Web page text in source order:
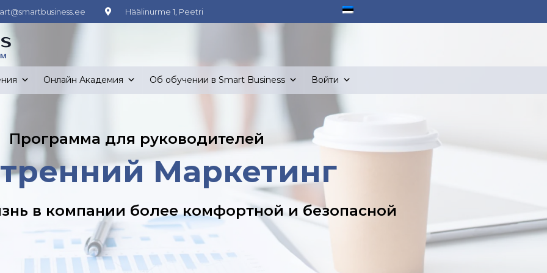
Häälinurme 1, Peetri
Онлайн Академия Об обучении в Smart Business Войти
Программа для руководителей
Маркетинг
в компании более комфортной и безопасной